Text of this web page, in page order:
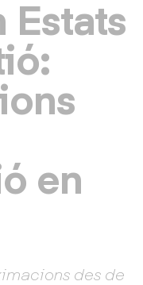
Estats
en
des de